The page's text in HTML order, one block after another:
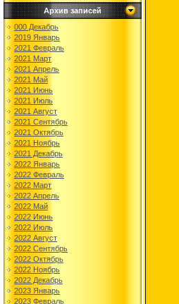
Архив записей
000 Декабрь
2019 Январь
2021 Февраль
2021 Март
2021 Апрель
2021 Май
2021 Июнь
2021 Июль
2021 Август
2021 Сентябрь
2021 Октябрь
2021 Ноябрь
2021 Декабрь
2022 Январь
2022 Февраль
2022 Март
2022 Апрель
2022 Май
2022 Июнь
2022 Июль
2022 Август
2022 Сентябрь
2022 Октябрь
2022 Ноябрь
2022 Декабрь
2023 Январь
2023 Февраль